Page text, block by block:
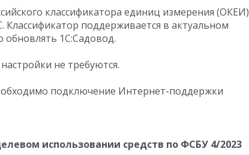
классификатора единиц измерения (ОКЕИ)
поддерживается в актуальном
обновлять 1С:Садовод.
не требуются.
подключение Интернет-поддержки
использовании средств по ФСБУ 4/2023